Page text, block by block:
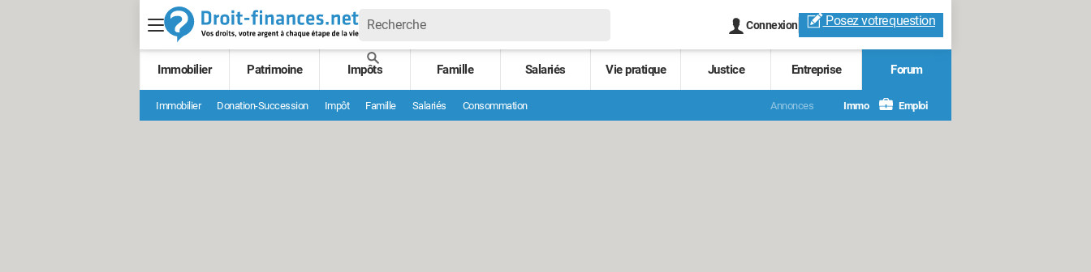
Connexion Posez votrequestion
Immobilier Patrimoine Impôts Famille Salariés Vie pratique Justice Entreprise Forum
Immobilier Donation-Succession Impôt Famille Salariés Consommation Annonces Immo Emploi